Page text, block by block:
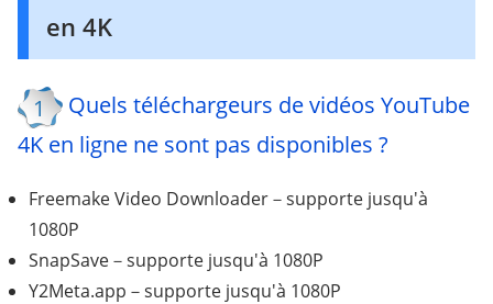
en 4K
1
Quels téléchargeurs de vidéos YouTube
4K en ligne ne sont pas disponibles ?
Freemake Video Downloader－supporte jusqu'à
1080P
SnapSave－supporte jusqu'à 1080P
Y2Meta.app－supporte jusqu'à 1080P